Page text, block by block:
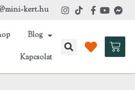
kert.hu
Blog
Kapcsolat